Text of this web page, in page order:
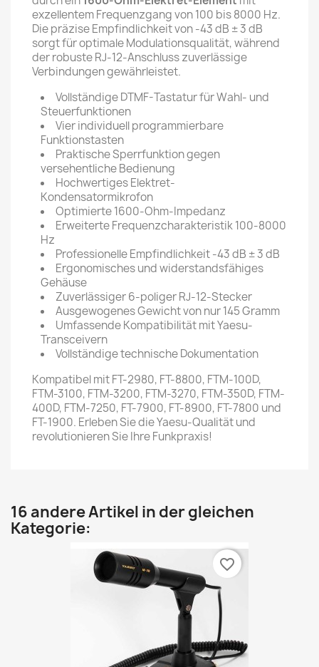
exzellentem Frequenzgang von 100 bis 8000 Hz.
Die präzise Empfindlichkeit von -43 dB ± 3 dB
sorgt für optimale Modulationsqualität, während
der robuste RJ-12-Anschluss zuverlässige
Verbindungen gewährleistet.
Vollständige DTMF-Tastatur für Wahl- und
Steuerfunktionen
Vier individuell programmierbare
Funktionstasten
Praktische Sperrfunktion gegen
versehentliche Bedienung
Hochwertiges Elektret-
Kondensatormikrofon
Optimierte 1600-Ohm-Impedanz
Erweiterte Frequenzcharakteristik 100-8000
Hz
Professionelle Empfindlichkeit -43 dB ± 3 dB
Ergonomisches und widerstandsfähiges
Gehäuse
Zuverlässiger 6-poliger RJ-12-Stecker
Ausgewogenes Gewicht von nur 145 Gramm
Umfassende Kompatibilität mit Yaesu-
Transceivern
Vollständige technische Dokumentation
Kompatibel mit FT-2980, FT-8800, FTM-100D,
FTM-3100, FTM-3200, FTM-3270, FTM-350D, FTM-
400D, FTM-7250, FT-7900, FT-8900, FT-7800 und
FT-1900. Erleben Sie die Yaesu-Qualität und
revolutionieren Sie Ihre Funkpraxis!
16 andere Artikel in der gleichen
Kategorie:
favorite_border